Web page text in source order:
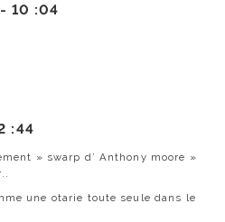
10 :04
:44
» swarp d’ Anthony moore »
une otarie toute seule dans le